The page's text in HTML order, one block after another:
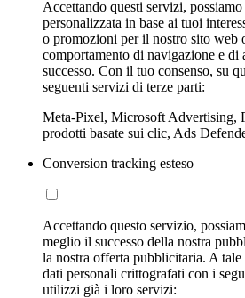
Accettando questi servizi,
personalizzata in base ai tuoi
o promozioni per il nostro sito web
comportamento di navigazione e di
successo. Con il tuo consenso, su
seguenti servizi di terze parti:
Meta-Pixel, Microsoft Advertising,
prodotti basate sui clic, Ads
Conversion tracking esteso
Accettando questo servizio,
meglio il successo della nostra
la nostra offerta pubblicitaria. A
dati personali crittografati con i
utilizzi già i loro servizi: